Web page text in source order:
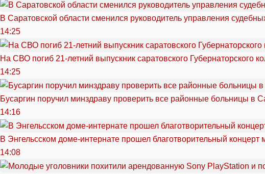
В Саратовской области сменился руководитель управления
14:25
На СВО погиб 21-летний выпускник саратовского Губернаторского
14:25
Бусаргин поручил минздраву проверить все районные больницы в
14:16
В Энгельсском доме-интернате прошел благотворительный
14:08